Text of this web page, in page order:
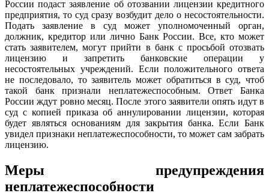
России подаст заявление об отозвании лицензии кредитного
предприятия, то суд сразу возбудит дело о несостоятельности.
Подать заявление в суд может уполномоченный орган,
должник, кредитор или лично Банк России. Все, кто может
стать заявителем, могут прийти в банк с просьбой отозвать
лицензию и запретить банковские операции у
несостоятельных учреждений. Если положительного ответа
не последовало, то заявитель может обратиться в суд, чтоб
такой банк признали неплатежеспособным. Ответ Банка
России ждут ровно месяц. После этого заявители опять идут в
суд с копией приказа об аннулировании лицензии, которая
будет являться основаниям для закрытия банка. Если Банк
увидел признаки неплатежеспособности, то может сам забрать
лицензию.
Меры предупреждения
неплатежеспособности